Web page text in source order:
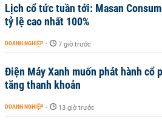
Lịch cổ tức tuần tới: Masan
tỷ lệ cao nhất 100%
DOANH NGHIỆP - 7 giờ trước
Điện Máy Xanh muốn phát hành cổ
tăng thanh khoản
DOANH NGHIỆP - 13 giờ trước